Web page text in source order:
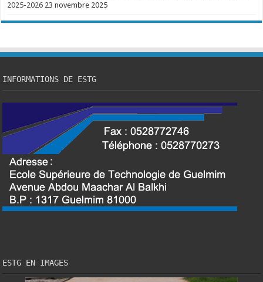
2025-2026 23 novembre 2025
INFORMATIONS DE ESTG
ESTG EN IMAGES